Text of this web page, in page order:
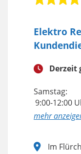
Elektro
Derzeit
Samstag:
9:00-12:00
Im